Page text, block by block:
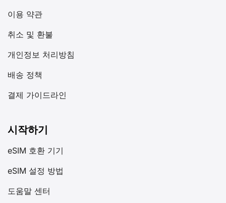
이용 약관
취소 및 환불
개인정보 처리방침
배송 정책
결제 가이드라인
시작하기
eSIM 호환 기기
eSIM 설정 방법
도움말 센터